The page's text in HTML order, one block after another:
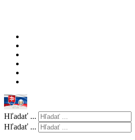
Hľadať ...
Hľadať ...